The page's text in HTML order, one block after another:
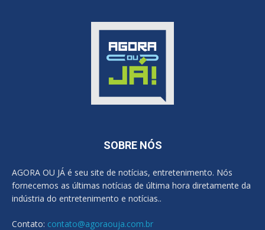
SOBRE NÓS
AGORA OU JÁ é seu site de notícias, entretenimento. Nós
fornecemos as últimas notícias de última hora diretamente da
indústria do entretenimento e notícias..
Contato: contato@agoraouja.com.br